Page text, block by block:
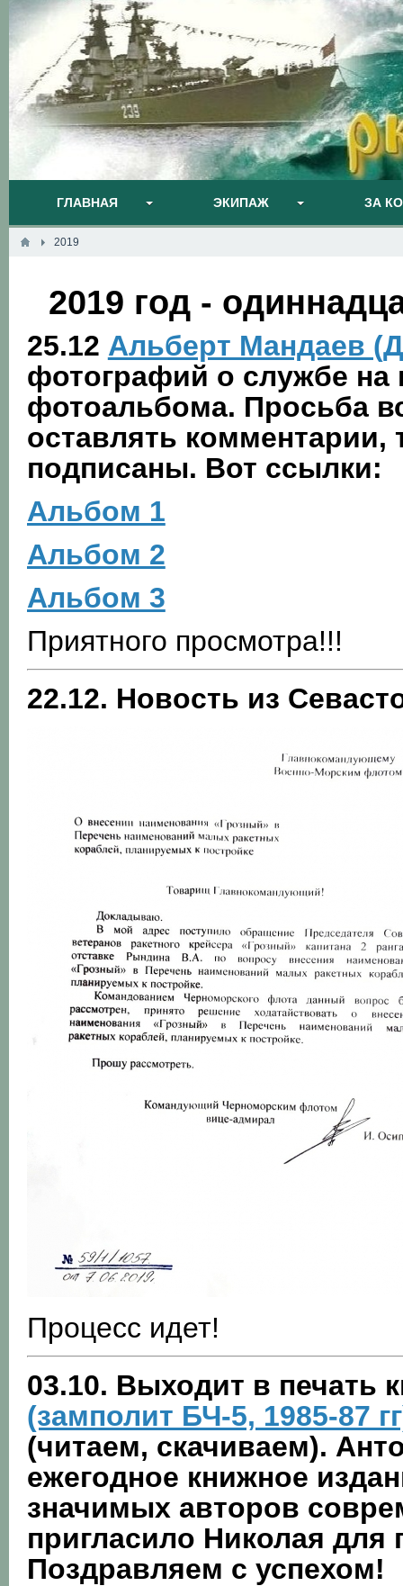
ГЛАВНАЯ ЭКИПАЖ ЗА
2019
2019 год -
25.12 Альберт Мандаев
фотографий о службе на
фотоальбома. Просьба
оставлять комментарии,
подписаны. Вот ссылки:
Альбом 1
Альбом 2
Альбом 3
Приятного просмотра!!!
22.12. Новость из
Процесс идет!
03.10. Выходит в печать
(замполит БЧ-5, 1985-87
(читаем, скачиваем).
ежегодное книжное
значимых авторов
пригласило Николая для
Поздравляем с успехом!